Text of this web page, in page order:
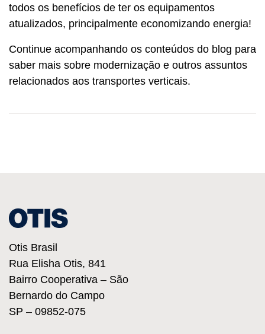
todos os benefícios de ter os equipamentos
atualizados, principalmente economizando energia!
Continue acompanhando os conteúdos do blog para
saber mais sobre modernização e outros assuntos
relacionados aos transportes verticais.
Otis Brasil
Rua Elisha Otis, 841
Bairro Cooperativa – São
Bernardo do Campo
SP – 09852-075